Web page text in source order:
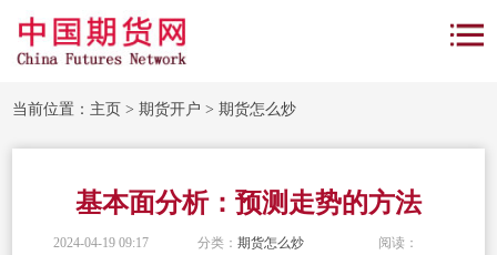
当前位置： 主页 >期货开户 >期货怎么炒
基本面分析：预测走势的方法
2024-04-19 09:17 分类： 期货怎么炒 阅读：